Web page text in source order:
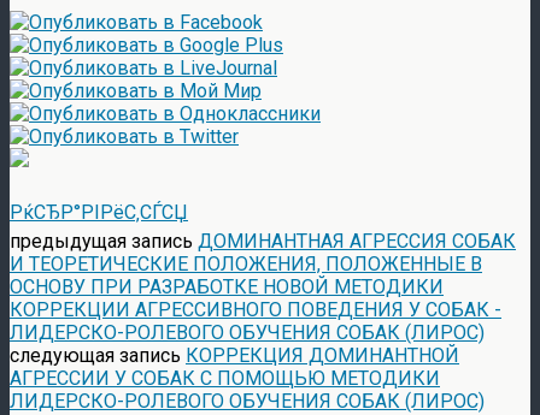
РќСЂР°РІРёС‚СЃСЏ
предыдущая запись ДОМИНАНТНАЯ АГРЕССИЯ СОБАК
И ТЕОРЕТИЧЕСКИЕ ПОЛОЖЕНИЯ, ПОЛОЖЕННЫЕ В
ОСНОВУ ПРИ РАЗРАБОТКЕ НОВОЙ МЕТОДИКИ
КОРРЕКЦИИ АГРЕССИВНОГО ПОВЕДЕНИЯ У СОБАК -
ЛИДЕРСКО-РОЛЕВОГО ОБУЧЕНИЯ СОБАК (ЛИРОС)
следующая запись КОРРЕКЦИЯ ДОМИНАНТНОЙ
АГРЕССИИ У СОБАК С ПОМОЩЬЮ МЕТОДИКИ
ЛИДЕРСКО-РОЛЕВОГО ОБУЧЕНИЯ СОБАК (ЛИРОС)